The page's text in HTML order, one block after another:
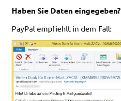
Haben Sie Daten eingegeben?
PayPal empfiehlt in dem Fall: